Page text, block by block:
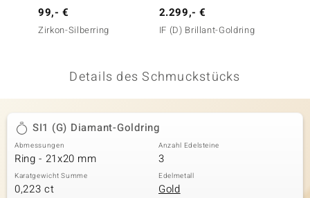
99,- €
Zirkon-Silberring
2.299,- €
IF (D) Brillant-Goldring
Details des Schmuckstücks
SI1 (G) Diamant-Goldring
Abmessungen
Ring - 21x20 mm
Anzahl Edelsteine
3
Karatgewicht Summe
0,223 ct
Edelmetall
Gold